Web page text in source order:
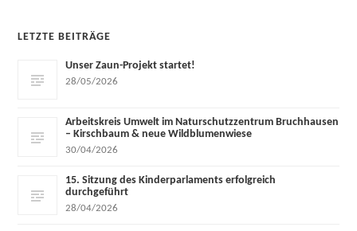
LETZTE BEITRÄGE
Unser Zaun-Projekt startet!
28/05/2026
Arbeitskreis Umwelt im Naturschutzzentrum Bruchhausen
– Kirschbaum & neue Wildblumenwiese
30/04/2026
15. Sitzung des Kinderparlaments erfolgreich
durchgeführt
28/04/2026